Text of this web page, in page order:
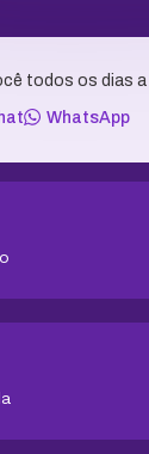
todos os dias a
WhatsApp